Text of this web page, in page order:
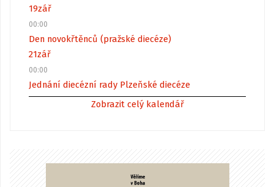
19zář
00:00
Den novokřtěnců (pražské diecéze)
21zář
00:00
Jednání diecézní rady Plzeňské diecéze
Zobrazit celý kalendář